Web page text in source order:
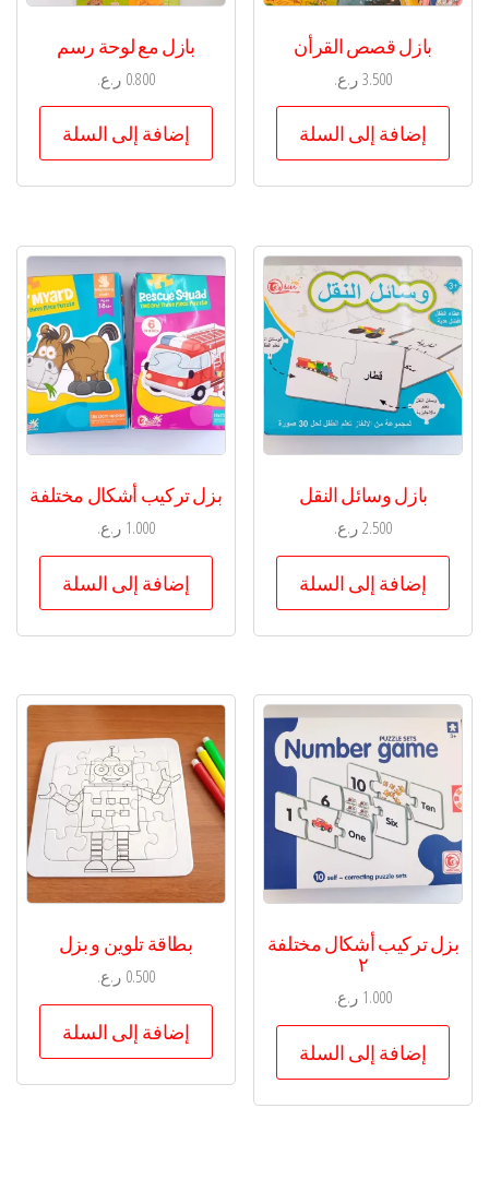
بازل قصص القرأن
3.500ر.ع.
إضافة إلى السلة
بازل مع لوحة رسم
0.800 ر.ع.
إضافة إلى السلة
بازل وسائل النقل
2.500ر.ع.
إضافة إلى السلة
بزل تركيب أشكال مختلفة
1.000 ر.ع.
إضافة إلى السلة
بزل تركيب أشكال مختلفة
٢
1.000 ر.ع.
إضافة إلى السلة
بطاقة تلوين و بزل
0.500 ر.ع.
إضافة إلى السلة